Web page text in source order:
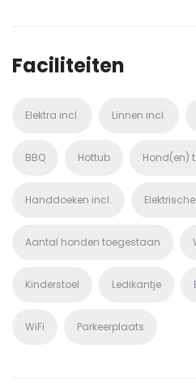
Faciliteiten
Elektra incl. Linnen incl.
BBQ Hottub Hond(en)
Handdoeken incl.
Aantal honden toegestaan
Kinderstoel Ledikantje
WiFi Parkeerplaats